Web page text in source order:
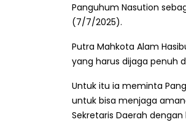
Panguhum Nasution
(7/7/2025).
Putra Mahkota Alam
yang harus dijaga penuh
Untuk itu ia meminta
untuk bisa menjaga
Sekretaris Daerah dengan